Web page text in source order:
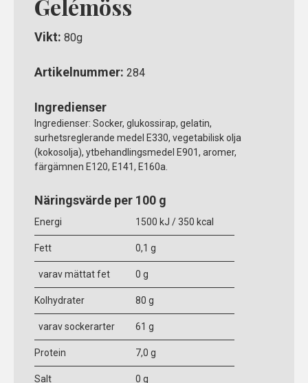
Gelémöss
Vikt: 80g
Artikelnummer: 284
Ingredienser
Ingredienser: Socker, glukossirap, gelatin,
surhetsreglerande medel E330, vegetabilisk olja
(kokosolja), ytbehandlingsmedel E901, aromer,
färgämnen E120, E141, E160a.
Näringsvärde per 100 g
Energi 1500 kJ / 350 kcal
Fett 0,1 g
varav mättat fet 0 g
Kolhydrater 80 g
varav sockerarter 61 g
Protein 7,0 g
Salt 0 g